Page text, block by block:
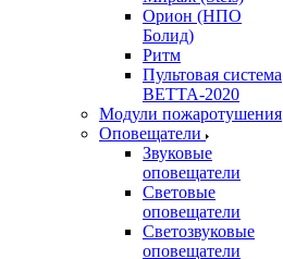
Орион (НПО
Болид)
Ритм
Пультовая система
ВЕТТА-2020
Модули пожаротушения
Оповещатели
Звуковые
оповещатели
Световые
оповещатели
Светозвуковые
оповещатели